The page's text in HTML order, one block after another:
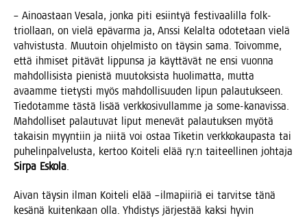
– Ainoas­taan Vesa­la, jon­ka piti esiin­tyä fes­ti­vaa­lil­la folk-
triol­laan, on vie­lä epä­var­ma ja, Ans­si Kelal­ta odo­te­taan vie­lä
vah­vis­tus­ta. Muu­toin ohjel­mis­to on täy­sin sama. Toi­vom­me,
että ihmi­set pitä­vät lip­pun­sa ja käyt­tä­vät ne ensi vuon­na
mah­dol­li­sis­ta pie­nis­tä muu­tok­sis­ta huo­li­mat­ta, mut­ta
avaam­me tie­tys­ti myös mah­dol­li­suu­den lipun palau­tuk­seen.
Tie­do­tam­me täs­tä lisää verk­ko­si­vul­lam­me ja some-kana­vis­sa.
Mah­dol­li­set palau­tu­vat liput mene­vät palau­tuk­sen myö­tä
takai­sin myyn­tiin ja nii­tä voi ostaa Tike­tin verk­ko­kau­pas­ta tai
puhe­lin­pal­ve­lus­ta, ker­too Koi­te­li elää ry:n tai­teel­li­nen joh­ta­ja
Sir­pa Esko­la.
Aivan täy­sin ilman Koi­te­li elää –ilma­pii­riä ei tar­vit­se tänä
kesä­nä kui­ten­kaan olla. Yhdis­tys jär­jes­tää kak­si hyvin